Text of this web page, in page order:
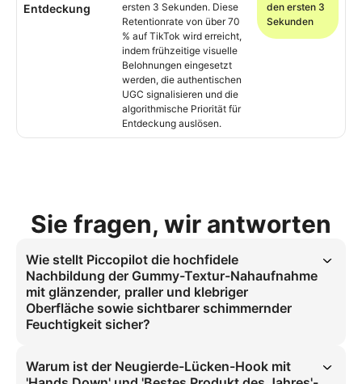
Entdeckung
ersten 3 Sekunden. Diese
Retentionrate von über 70
% auf TikTok wird erreicht,
indem frühzeitige visuelle
Belohnungen eingesetzt
werden, die authentischen
UGC signalisieren und die
algorithmische Priorität für
Entdeckung auslösen.
den ersten 3
Sekunden
Sie fragen, wir antworten
Wie stellt Piccopilot die hochfidele
Nachbildung der Gummy-Textur-Nahaufnahme
mit glänzender, praller und klebriger
Oberfläche sowie sichtbarer schimmernder
Feuchtigkeit sicher?
Tageslicht abgebildet, um glänzende, pralle und klebrige
Oberflächen mit sichtbarer schimmernder Feuchtigkeit darzustellen.
Warum ist der Neugierde-Lücken-Hook mit